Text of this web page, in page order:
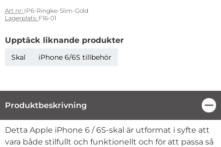
Art nr: IP6-Ringke-Slim-Gold
Lagerplats: F16-01
Upptäck liknande produkter
Skal iPhone 6/6S tillbehör
Produktbeskrivning
Produktbeskrivning
Detta Apple iPhone 6 / 6S-skal är utformat i syfte att
vara både stilfullt och funktionellt och för att passa så